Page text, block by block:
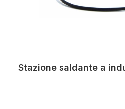
Stazione saldante a